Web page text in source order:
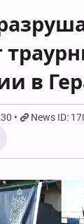
в
News ID: